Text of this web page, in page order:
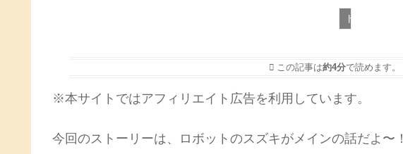
トロとパズル
この記事は約4分で読めます。
※本サイトではアフィリエイト広告を利用しています。
今回のストーリーは、ロボットのスズキがメインの話だよ〜！